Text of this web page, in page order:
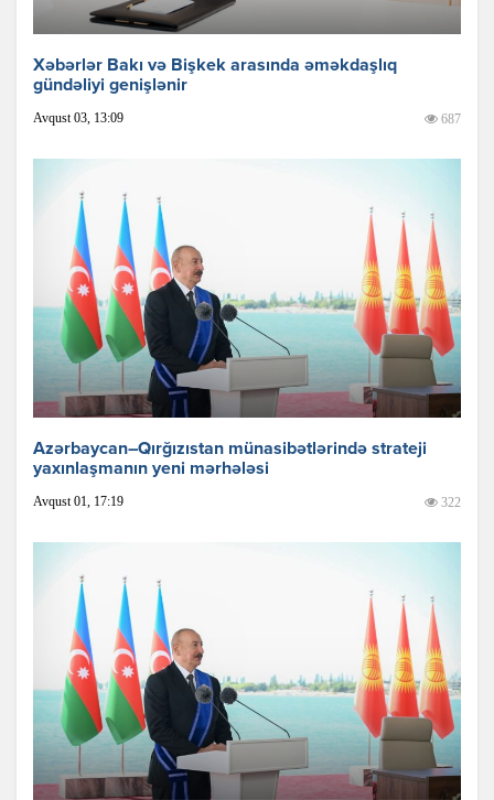
Xəbərlər Bakı və Bişkek arasında əməkdaşlıq
gündəliyi genişlənir
Avqust 03, 13:09 687
Azərbaycan–Qırğızıstan münasibətlərində strateji
yaxınlaşmanın yeni mərhələsi
Avqust 01, 17:19 322